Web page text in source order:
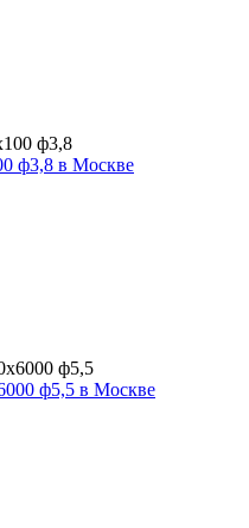
ф3,8 в Москве
ф5,5 в Москве